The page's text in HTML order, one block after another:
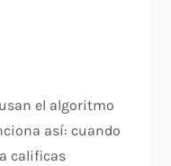
el algoritmo
así: cuando
calificas